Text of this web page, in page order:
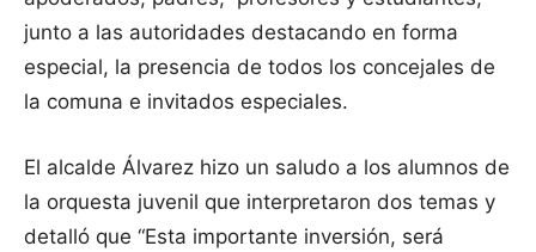
junto a las autoridades destacando en forma
especial, la presencia de todos los concejales de
la comuna e invitados especiales.
El alcalde Álvarez hizo un saludo a los alumnos de
la orquesta juvenil que interpretaron dos temas y
detalló que “Esta importante inversión, será